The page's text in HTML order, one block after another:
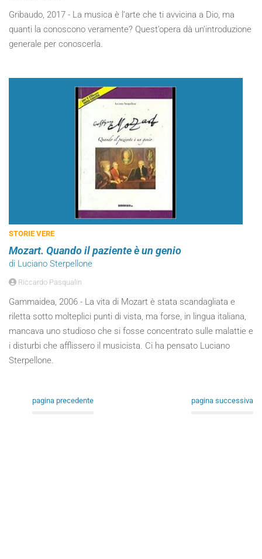
Gribaudo, 2017 - La musica è l’arte che ti avvicina a Dio, ma
quanti la conoscono veramente? Quest’opera dà un’introduzione
generale per conoscerla.
STORIE VERE
Mozart. Quando il paziente è un genio
di Luciano Sterpellone
Riccardo Pasqualin
Gammaidea, 2006 - La vita di Mozart è stata scandagliata e
riletta sotto molteplici punti di vista, ma forse, in lingua italiana,
mancava uno studioso che si fosse concentrato sulle malattie e
i disturbi che afflissero il musicista. Ci ha pensato Luciano
Sterpellone.
pagina precedente pagina successiva